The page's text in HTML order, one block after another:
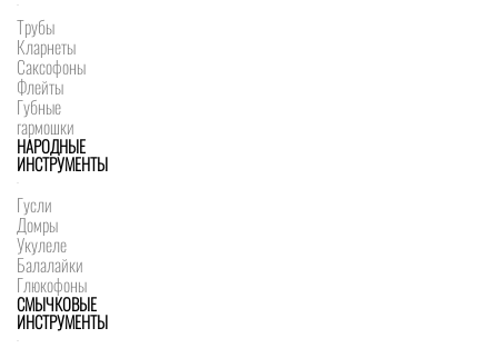
Трубы
Кларнеты
Саксофоны
Флейты
Губные
гармошки
НАРОДНЫЕ
ИНСТРУМЕНТЫ
Гусли
Домры
Укулеле
Балалайки
Глюкофоны
СМЫЧКОВЫЕ
ИНСТРУМЕНТЫ